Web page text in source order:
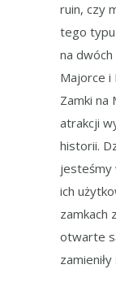
ruin, czy
tego typu
na
Majorce i
Zamki na
atrakcji
historii.
jesteśmy
ich
zamkach
otwarte